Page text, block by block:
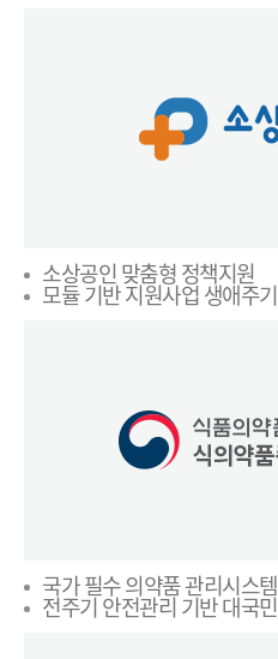
소상공인 맞춤형 정책지원
모듈 기반 지원사업 생애주
국가 필수 의약품 관리시스템
전주기 안전관리 기반 대국